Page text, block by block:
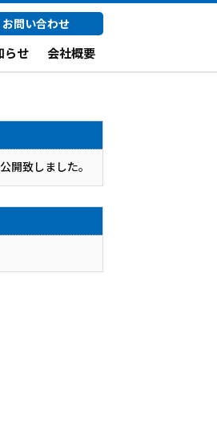
お問い合わせ
らせ 会社概要
開致しました。